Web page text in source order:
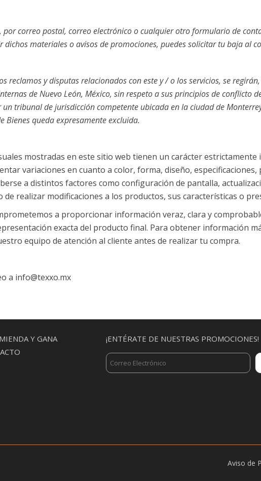
correo postal, correo electrónico o cualquier otro formulario de
materiales o avisos de promociones, puedes solicitar tu baja al
reclamos y disputas relacionados con este y / o los servicios, se
de Nuevo León, México, sin respeto a sus principios de conflicto
tribunal de jurisdicción competente ubicada en la ciudad de
Bienes queda expresamente excluida.
mostradas en este sitio web tienen un carácter
variaciones en cuanto a color, forma, diseño,
a distintos factores como configuración de pantalla,
realizar modificaciones a los productos, sus características o
a proporcionar información veraz, clara y
exacta del producto final. Para obtener información
equipo de atención al cliente antes de realizar tu compra.
a info@texxo.mx
Y GANA
¡ENTÉRATE DE NUESTRAS PROMOCIONES!
Aviso de